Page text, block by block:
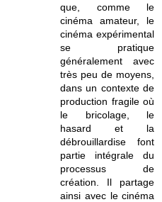
que, comme le
cinéma amateur, le
cinéma expérimental
se pratique
généralement avec
très peu de moyens,
dans un contexte de
production fragile où
le bricolage, le
hasard et la
débrouillardise font
partie intégrale du
processus de
création. Il partage
ainsi avec le cinéma